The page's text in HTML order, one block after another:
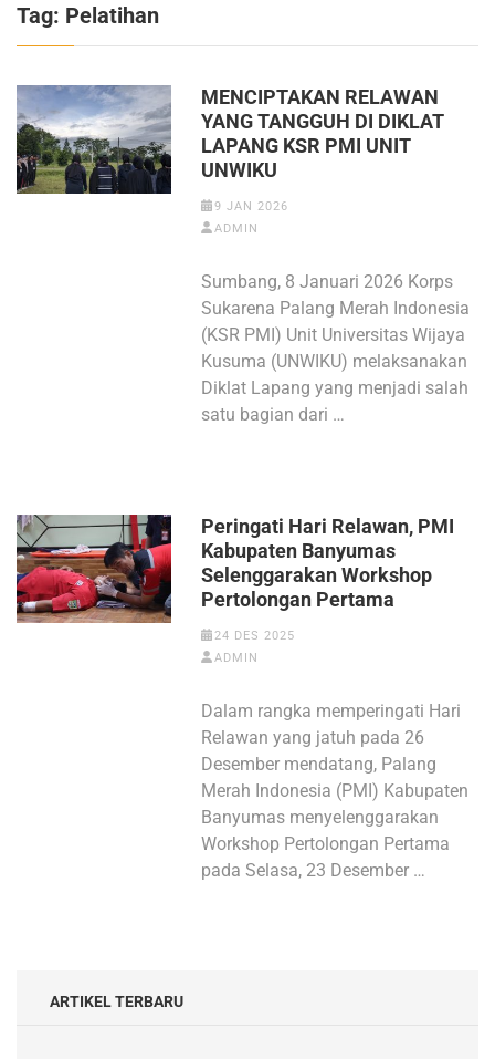
Tag: Pelatihan
MENCIPTAKAN RELAWAN
YANG TANGGUH DI DIKLAT
LAPANG KSR PMI UNIT
UNWIKU
9 JAN 2026
ADMIN
Sumbang, 8 Januari 2026 Korps
Sukarena Palang Merah Indonesia
(KSR PMI) Unit Universitas Wijaya
Kusuma (UNWIKU) melaksanakan
Diklat Lapang yang menjadi salah
satu bagian dari …
Peringati Hari Relawan, PMI
Kabupaten Banyumas
Selenggarakan Workshop
Pertolongan Pertama
24 DES 2025
ADMIN
Dalam rangka memperingati Hari
Relawan yang jatuh pada 26
Desember mendatang, Palang
Merah Indonesia (PMI) Kabupaten
Banyumas menyelenggarakan
Workshop Pertolongan Pertama
pada Selasa, 23 Desember …
ARTIKEL TERBARU